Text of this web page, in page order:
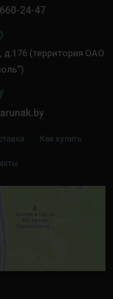
24-47
д.176 (территория ОАО
Как купить